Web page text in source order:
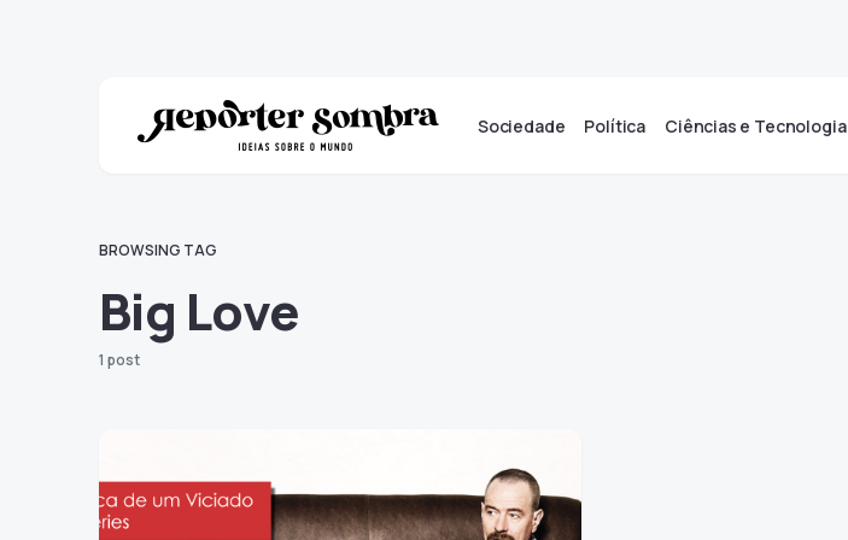
Sociedade Política Ciências e Tecnologia
BROWSING TAG
Big Love
1 post